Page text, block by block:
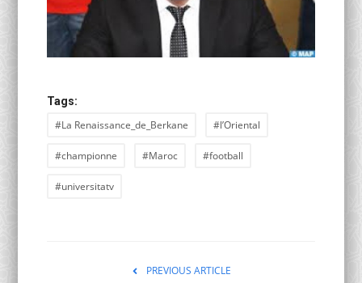
Tags:
#La Renaissance_de_Berkane #l’Oriental
#championne #Maroc #football
#universitatv
PREVIOUS ARTICLE